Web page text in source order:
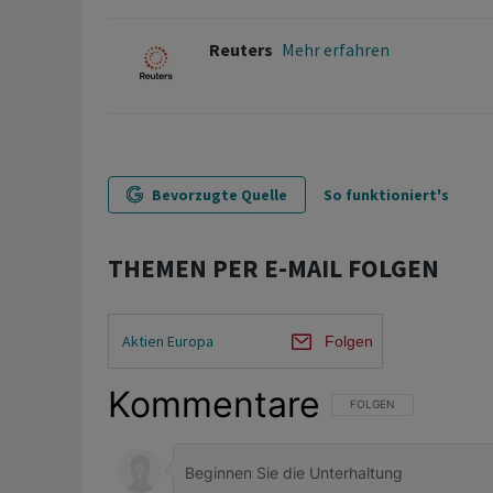
Reuters Mehr erfahren
Bevorzugte Quelle So funktioniert's
THEMEN PER E-MAIL FOLGEN
Aktien Europa Folgen
Kommentare FOLGE DIESER
FOLGEN